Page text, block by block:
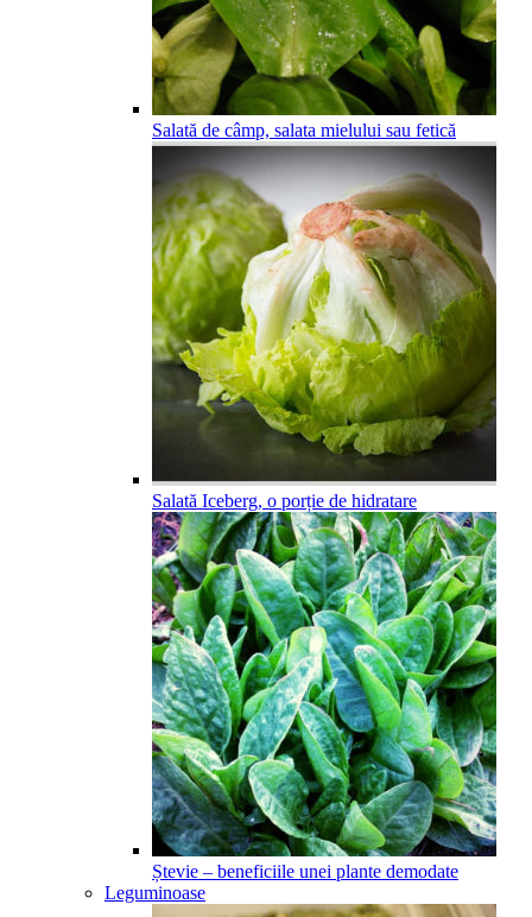
Salată de câmp, salata mielului sau fetică
Salată Iceberg, o porție de hidratare
Ștevie – beneficiile unei plante demodate
Leguminoase